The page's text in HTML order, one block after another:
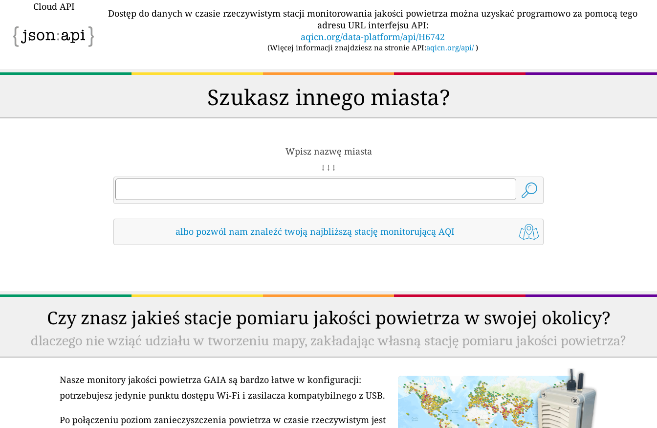
Cloud API
Dostęp do danych w czasie rzeczywistym stacji monitorowania jakości powietrza można uzyskać programowo za pomocą tego
adresu URL interfejsu API:
aqicn.org/data-platform/api/H6742
(Więcej informacji znajdziesz na stronie API:aqicn.org/api/ )
Szukasz innego miasta?
Wpisz nazwę miasta
↓ ↓ ↓
albo pozwól nam znaleźć twoją najbliższą stację monitorującą AQI
Czy znasz jakieś stacje pomiaru jakości powietrza w swojej okolicy?
dlaczego nie wziąć udziału w tworzeniu mapy, zakładając własną stację pomiaru jakości powietrza?
Nasze monitory jakości powietrza GAIA są bardzo łatwe w konfiguracji:
potrzebujesz jedynie punktu dostępu Wi-Fi i zasilacza kompatybilnego z USB.
Po połączeniu poziom zanieczyszczenia powietrza w czasie rzeczywistym jest